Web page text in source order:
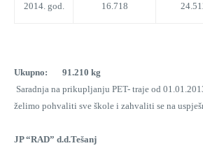
2014. god. 16.718
Ukupno: 91.210 kg
Saradnja na prikupljanju PET- traje od
želimo pohvaliti sve škole i zahvaliti se na
JP “RAD” d.d.Tešanj